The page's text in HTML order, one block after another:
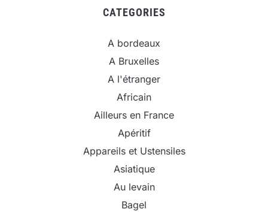
CATEGORIES
A bordeaux
A Bruxelles
A l'étranger
Africain
Ailleurs en France
Apéritif
Appareils et Ustensiles
Asiatique
Au levain
Bagel